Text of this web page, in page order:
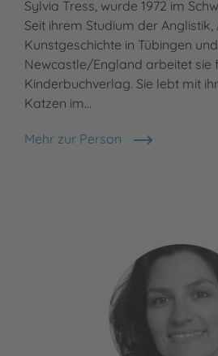
Sylvia Tress, wurde 1972 im
Seit ihrem Studium der
Kunstgeschichte in Tübingen und
Newcastle/England arbeitet sie
Kinderbuchverlag. Sie lebt mit
Katzen im…
Mehr zur Person
Sylvia Tress